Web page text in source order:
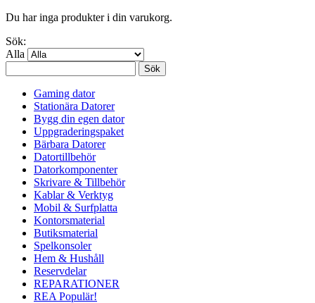
Du har inga produkter i din varukorg.
Sök:
Alla
Sök
Gaming dator
Stationära Datorer
Bygg din egen dator
Uppgraderingspaket
Bärbara Datorer
Datortillbehör
Datorkomponenter
Skrivare & Tillbehör
Kablar & Verktyg
Mobil & Surfplatta
Kontorsmaterial
Butiksmaterial
Spelkonsoler
Hem & Hushåll
Reservdelar
REPARATIONER
REA Populär!